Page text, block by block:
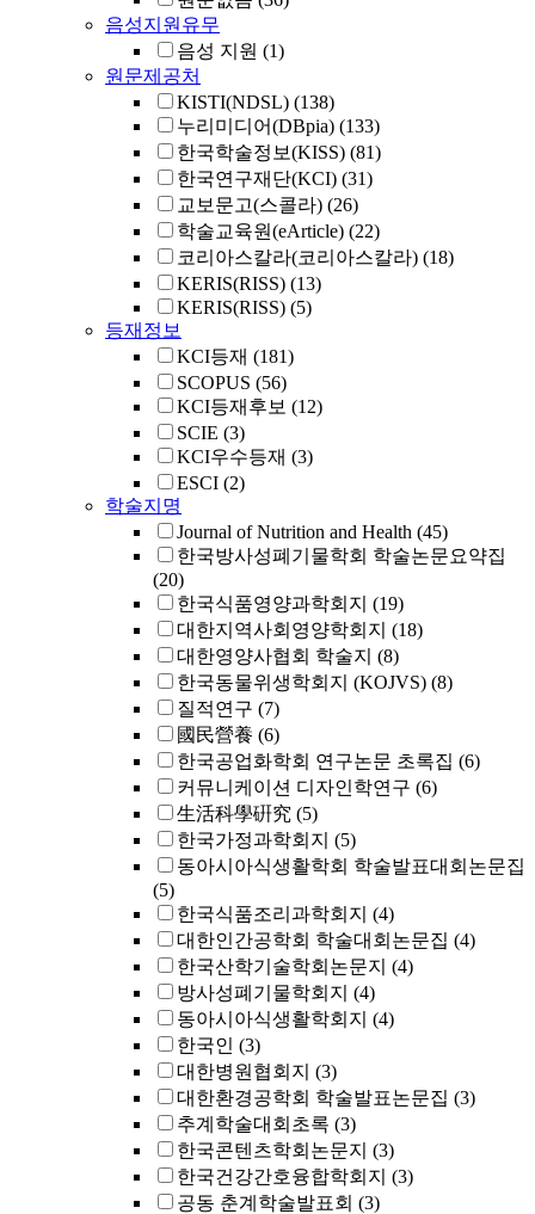
음성지원유무
음성 지원 (1)
원문제공처
KISTI(NDSL) (138)
누리미디어(DBpia) (133)
한국학술정보(KISS) (81)
한국연구재단(KCI) (31)
교보문고(스콜라) (26)
학술교육원(eArticle) (22)
코리아스칼라(코리아스칼라) (18)
KERIS(RISS) (13)
KERIS(RISS) (5)
등재정보
KCI등재 (181)
SCOPUS (56)
KCI등재후보 (12)
SCIE (3)
KCI우수등재 (3)
ESCI (2)
학술지명
Journal of Nutrition and Health (45)
한국방사성폐기물학회 학술논문요약집
(20)
한국식품영양과학회지 (19)
대한지역사회영양학회지 (18)
대한영양사협회 학술지 (8)
한국동물위생학회지 (KOJVS) (8)
질적연구 (7)
國民營養 (6)
한국공업화학회 연구논문 초록집 (6)
커뮤니케이션 디자인학연구 (6)
生活科學硏究 (5)
한국가정과학회지 (5)
동아시아식생활학회 학술발표대회논문집
(5)
한국식품조리과학회지 (4)
대한인간공학회 학술대회논문집 (4)
한국산학기술학회논문지 (4)
방사성폐기물학회지 (4)
동아시아식생활학회지 (4)
한국인 (3)
대한병원협회지 (3)
대한환경공학회 학술발표논문집 (3)
추계학술대회초록 (3)
한국콘텐츠학회논문지 (3)
한국건강간호융합학회지 (3)
공동 춘계학술발표회 (3)